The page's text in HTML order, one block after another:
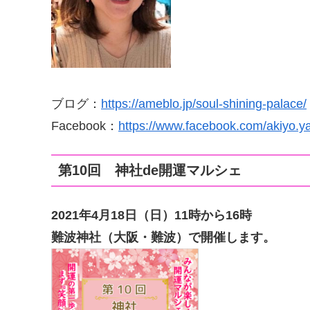
ブログ： https://ameblo.jp/soul-shining-palace/
Facebook： https://www.facebook.com/
第10回 神社de開運マルシェ
2021年4月18日（日 ）11時から16時
難波神社（大阪・難波）で開催します。